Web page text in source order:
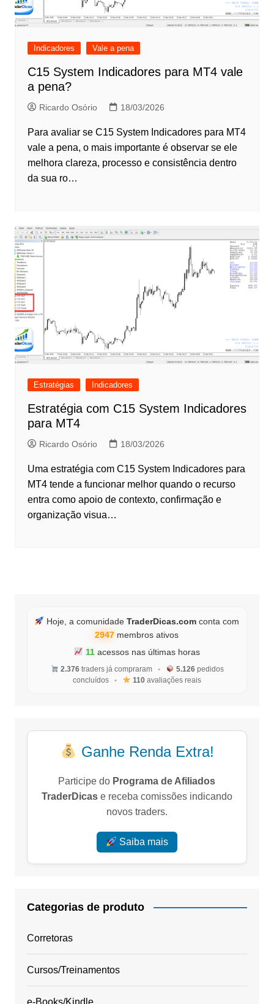
Indicadores Vale a pena
C15 System Indicadores para MT4 vale
a pena?
Ricardo Osório 18/03/2026
Para avaliar se C15 System Indicadores para MT4
vale a pena, o mais importante é observar se ele
melhora clareza, processo e consistência dentro
da sua ro…
Estratégias Indicadores
Estratégia com C15 System Indicadores
para MT4
Ricardo Osório 18/03/2026
Uma estratégia com C15 System Indicadores para
MT4 tende a funcionar melhor quando o recurso
entra como apoio de contexto, confirmação e
organização visua…
Hoje, a comunidadeTraderDicas.com conta com
2947 membros ativos
10 acessos nas últimas horas
2.376traders já compraram • 5.126pedidos
concluídos
• 110avaliações reais
Ganhe Renda Extra!
Participe do Programa de Afiliados
TraderDicase receba comissões indicando
novos traders.
Saiba mais
Categorias de produto
Corretoras
Cursos/Treinamentos
e-Books/Kindle